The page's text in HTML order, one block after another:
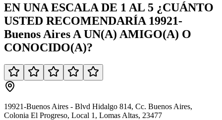
EN UNA ESCALA DE 1 AL 5 ¿CUÁNTO
USTED RECOMENDARÍA 19921-
Buenos Aires A UN(A) AMIGO(A) O
CONOCIDO(A)?
19921-Buenos Aires - Blvd Hidalgo 814, Cc. Buenos Aires,
Colonia El Progreso, Local 1, Lomas Altas, 23477